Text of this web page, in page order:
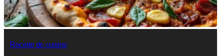
Recette de cuisine